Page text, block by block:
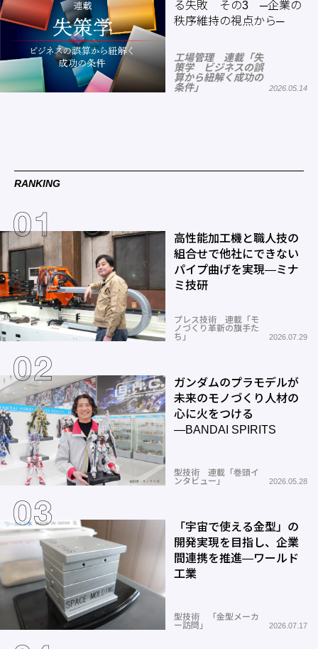
る失敗 その3 ─企業の
秩序維持の視点から─
工場管理 連載「失
策学 ビジネスの誤
算から紐解く成功の
条件」
2026.05.14
RANKING
高性能加工機と職人技の
組合せで他社にできない
パイプ曲げを実現―ミナ
ミ技研
プレス技術 連載「モ
ノづくり革新の旗手た
ち」
2026.07.29
ガンダムのプラモデルが
未来のモノづくり人材の
心に火をつける
―BANDAI SPIRITS
型技術 連載「巻頭イ
ンタビュー」
2026.05.28
「宇宙で使える金型」の
開発実現を目指し、企業
間連携を推進―ワールド
工業
型技術 「金型メーカ
ー訪問」
2026.07.17